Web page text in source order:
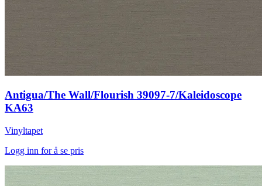
Antigua/The Wall/Flourish 39097-7/Kaleidoscope
KA63
Vinyltapet
Logg inn for å se pris